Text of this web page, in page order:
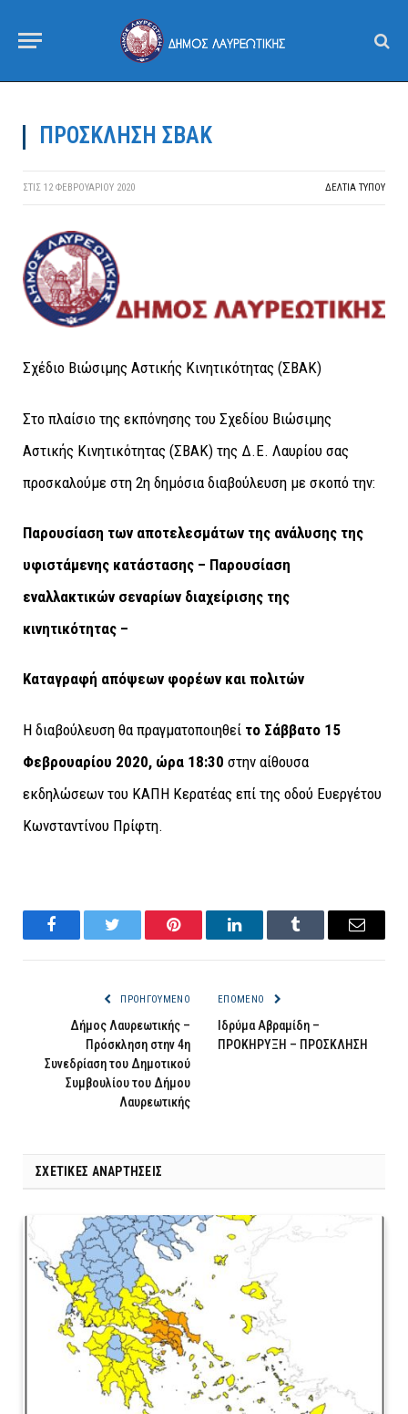
ΠΡΟΣΚΛΗΣΗ ΣΒΑΚ
ΣΤΙΣ 12 ΦΕΒΡΟΥΑΡΊΟΥ 2020 ΔΕΛΤΙΑ ΤΥΠΟΥ
Σχέδιο Βιώσιμης Αστικής Κινητικότητας (ΣΒΑΚ)
Στο πλαίσιο της εκπόνησης του Σχεδίου Βιώσιμης
Αστικής Κινητικότητας (ΣΒΑΚ) της Δ.Ε. Λαυρίου σας
προσκαλούμε στη 2η δημόσια διαβούλευση με σκοπό την:
Παρουσίαση των αποτελεσμάτων της ανάλυσης της
υφιστάμενης κατάστασης – Παρουσίαση
εναλλακτικών σεναρίων διαχείρισης της
κινητικότητας –
Καταγραφή απόψεων φορέων και πολιτών
Η διαβούλευση θα πραγματοποιηθεί το Σάββατο 15
Φεβρουαρίου 2020, ώρα 18:30 στην αίθουσα
εκδηλώσεων του ΚΑΠΗ Κερατέας επί της οδού Ευεργέτου
Κωνσταντίνου Πρίφτη.
FacebookTwitter Pinterest LinkedInTumblr Email
ΠΡΟΗΓΟΎΜΕΝΟ
Δήμος Λαυρεωτικής –
Πρόσκληση στην 4η
Συνεδρίαση του Δημοτικού
Συμβουλίου του Δήμου
Λαυρεωτικής
ΕΠΌΜΕΝΟ
Ιδρύμα Αβραμίδη –
ΠΡΟΚΗΡΥΞΗ – ΠΡΟΣΚΛΗΣΗ
ΣΧΕΤΙΚΈΣ ΑΝΑΡΤΉΣΕΙΣ